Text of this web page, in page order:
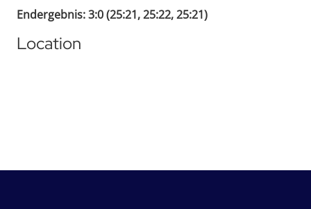
Endergebnis: 3:0 (25:21, 25:22, 25:21)
Location